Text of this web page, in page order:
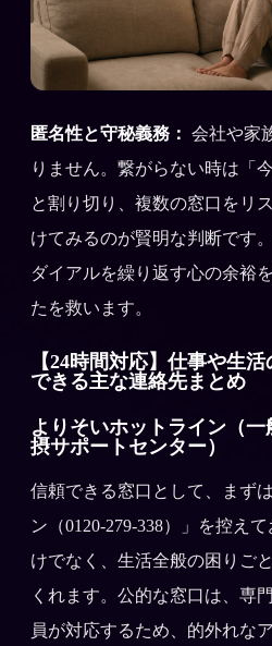
匿名性と守秘義務： 会社や家
りません。繋がらない時は「
と割り切り、複数の窓口をリ
けてみるのが賢明な判断です
ダイアルを繰り返す心の余裕
たを救います。
【24時間対応】仕事や生
できる主な連絡先まとめ
よりそいホットライン（
摂サポートセンター）
信頼できる窓口として、まず
ン（0120-279-338）」を控え
けでなく、生活全般の困りご
くれます。公的な窓口は、専
員が対応するため、的外れな